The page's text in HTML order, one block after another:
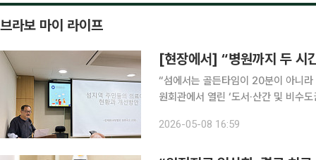
브라보 마이 라이프
[현장에서] “병원까지 두 시
“섬에서는 골든타임이 20분이 아니라 2시간, 4
원회관에서 열린 ‘도서·산간 및 비수
치료 시기를 놓쳐 숨지는 일이 반복되
2026-05-08 16:59